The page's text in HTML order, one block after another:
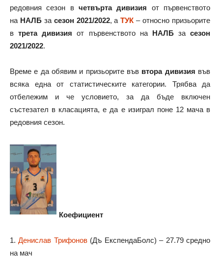
редовния сезон в четвърта дивизия от първенството
на НАЛБза сезон 2021/2022, аТУК – относно призьорите
втрета дивизия от първенството на НАЛБза сезон
2021/2022.
Време е да обявим и призьорите във втора дивизия във
всяка една от статистическите категории. Трябва да
отбележим и че условието, за да бъде включен
състезател в класацията, е да е изиграл поне 12 мача в
редовния сезон.
Коефициент
1.Денислав Трифонов(Дъ ЕкспендаБолс) – 27.79 средно
на мач